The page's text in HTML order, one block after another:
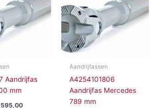
Aandrijfas
mm
Aandrijfassen
A4254101806
Aandrijfas Mercedes
789 mm